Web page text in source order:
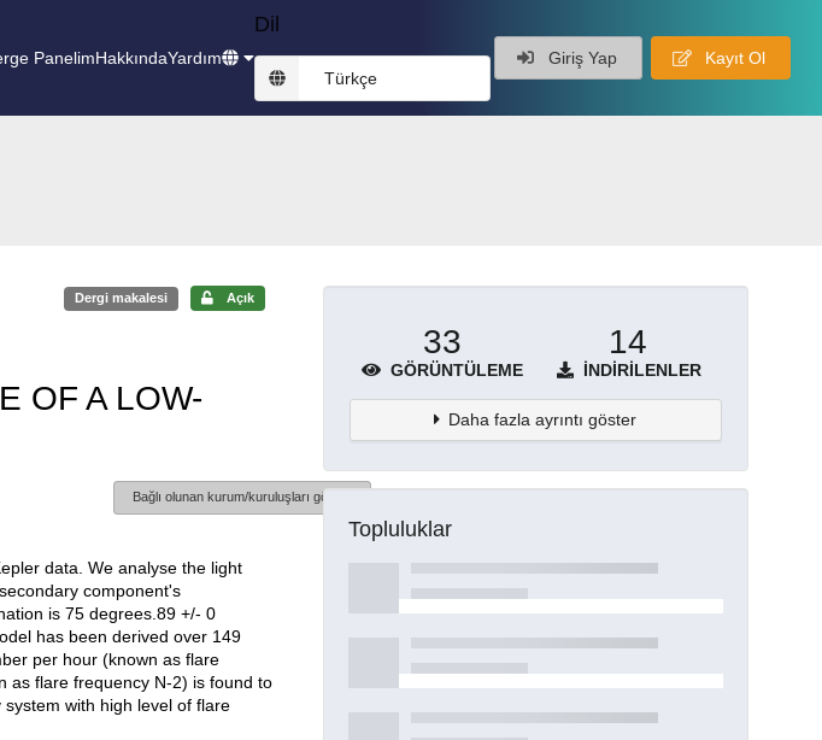
PanelimHakkındaYardım
Dil
Türkçe
Giriş Yap Kayıt Ol
Dergi makalesi Açık
OF A LOW-
Bağlı olunan kurum/kuruluşları göster
data. We analyse the light
component's
is 75 degrees.89 +/- 0
has been derived over 149
per hour (known as flare
as flare frequency N-2) is found to
with high level of flare
33
GÖRÜNTÜLEME
14
İNDIRILENLER
Daha fazla ayrıntı göster
Topluluklar